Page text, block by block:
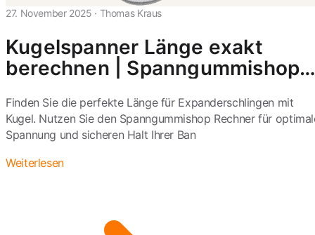
27. November 2025 · Thomas Kraus
Kugelspanner Länge exakt
berechnen | Spanngummishop
Finden Sie die perfekte Länge für Expanderschlingen mit
Kugel. Nutzen Sie den Spanngummishop Rechner für
Spannung und sicheren Halt Ihrer Ban
Weiterlesen